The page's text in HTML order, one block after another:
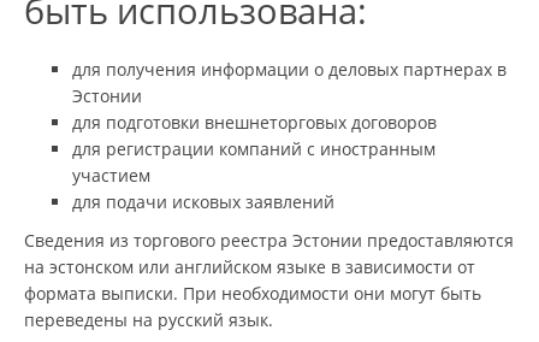
быть использована:
для получения информации о деловых партнерах в
Эстонии
для подготовки внешнеторговых договоров
для регистрации компаний с иностранным
участием
для подачи исковых заявлений
Сведения из торгового реестра Эстонии предоставляются
на эстонском или английском языке в зависимости от
формата выписки. При необходимости они могут быть
переведены на русский язык.